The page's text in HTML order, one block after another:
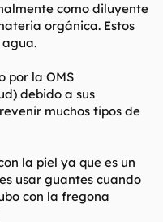
como diluyente
orgánica. Estos
por la OMS
debido a sus
muchos tipos de
la piel ya que es un
usar guantes cuando
con la fregona